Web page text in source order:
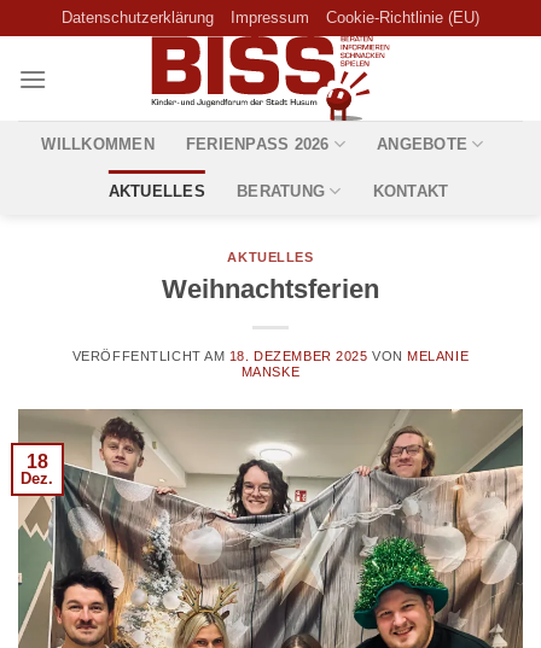
content
Datenschutzerklärung Impressum Cookie-Richtlinie (EU)
WILLKOMMEN FERIENPASS 2026 ANGEBOTE
AKTUELLES BERATUNG KONTAKT
AKTUELLES
Weihnachtsferien
VERÖFFENTLICHT AM 18. DEZEMBER 2025 VON MELANIE
MANSKE
18
Dez.